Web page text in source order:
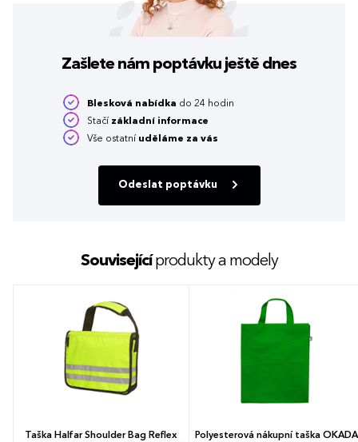
Zašlete nám poptávku ještě dnes
Blesková nabídka do 24 hodin
Stačí základní informace
Vše ostatní uděláme za vás
Odeslat poptávku
Souvisejícíprodukty a modely
Taška Halfar Shoulder Bag Reflex Polyesterová nákupní taška OKADA